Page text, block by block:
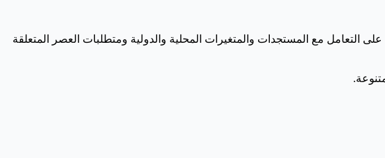
التعامل مع المستجدات والمتغيرات المحلية والدولية ومتطلبات العصر المتعلقة